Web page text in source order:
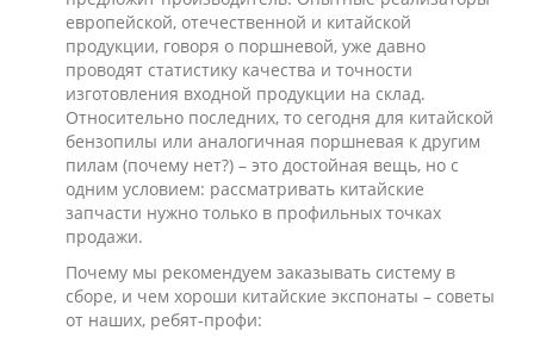
европейской, отечественной и китайской
продукции, говоря о поршневой, уже давно
проводят статистику качества и точности
изготовления входной продукции на склад.
Относительно последних, то сегодня для китайской
бензопилы или аналогичная поршневая к другим
пилам (почему нет?) – это достойная вещь, но с
одним условием: рассматривать китайские
запчасти нужно только в профильных точках
продажи.
Почему мы рекомендуем заказывать систему в
сборе, и чем хороши китайские экспонаты – советы
от наших, ребят-профи: